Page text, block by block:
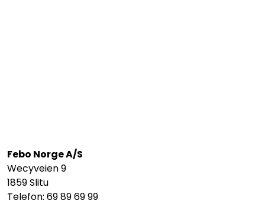
Febo Norge A/S
Wecyveien 9
1859 Slitu
Telefon: 69 89 69 99